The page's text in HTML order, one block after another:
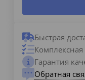
Быстрая
Комплексная
Гарантия
Обратная